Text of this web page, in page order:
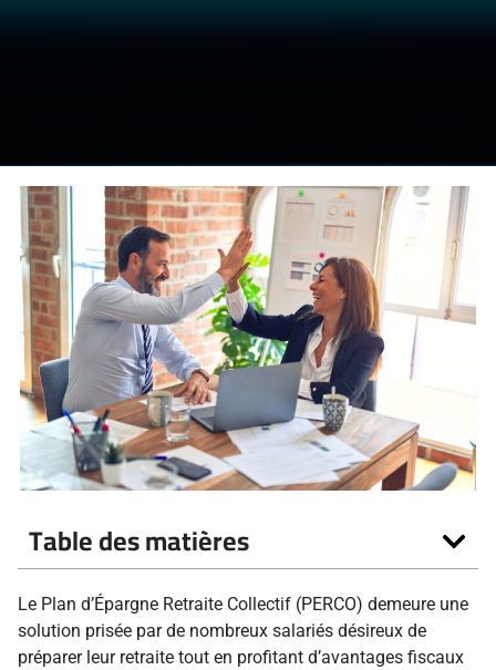
Table des matières
Le Plan d’Épargne Retraite Collectif (PERCO) demeure une
solution prisée par de nombreux salariés désireux de
préparer leur retraite tout en profitant d’avantages fiscaux